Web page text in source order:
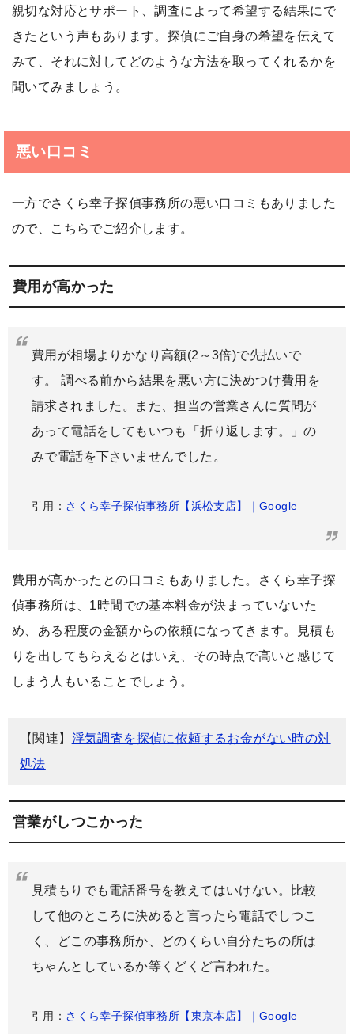
親切な対応とサポート、調査によって希望する結果にで
きたという声もあります。探偵にご自身の希望を伝えて
みて、それに対してどのような方法を取ってくれるかを
聞いてみましょう。
悪い口コミ
一方でさくら幸子探偵事務所の悪い口コミもありました
ので、こちらでご紹介します。
費用が高かった
費用が相場よりかなり高額(2～3倍)で先払いで
す。 調べる前から結果を悪い方に決めつけ費用を
請求されました。また、担当の営業さんに質問が
あって電話をしてもいつも「折り返します。」の
みで電話を下さいませんでした。
引用： さくら幸子探偵事務所【浜松支店】｜Google
費用が高かったとの口コミもありました。さくら幸子探
偵事務所は、1時間での基本料金が決まっていないた
め、ある程度の金額からの依頼になってきます。見積も
りを出してもらえるとはいえ、その時点で高いと感じて
しまう人もいることでしょう。
【関連】 浮気調査を探偵に依頼するお金がない時の対
処法
営業がしつこかった
見積もりでも電話番号を教えてはいけない。比較
して他のところに決めると言ったら電話でしつこ
く、どこの事務所か、どのくらい自分たちの所は
ちゃんとしているか等くどくど言われた。
引用： さくら幸子探偵事務所【東京本店】｜Google